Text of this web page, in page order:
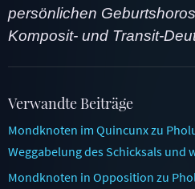
persönlichen
Komposit- und Transit-
Verwandte Beiträge
Mondknoten im Quincunx zu
Weggabelung des Schicksals und
Mondknoten in Opposition zu